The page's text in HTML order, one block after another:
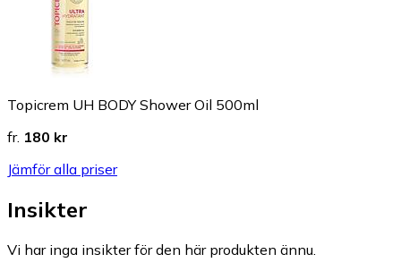
Topicrem UH BODY Shower Oil 500ml
fr. 180 kr
Jämför alla priser
Insikter
Vi har inga insikter för den här produkten ännu.